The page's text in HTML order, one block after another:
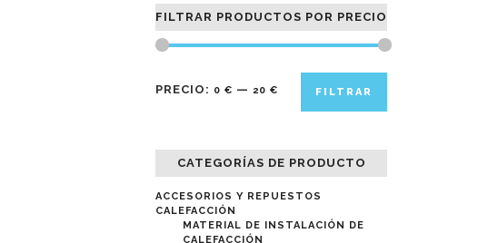
FILTRAR PRODUCTOS POR PRECIO
Precio
Precio
FILTRAR
PRECIO: 0 € — 20 €
CATEGORÍAS DE PRODUCTO
ACCESORIOS Y REPUESTOS
CALEFACCIÓN
MATERIAL DE INSTALACIÓN DE
CALEFACCIÓN